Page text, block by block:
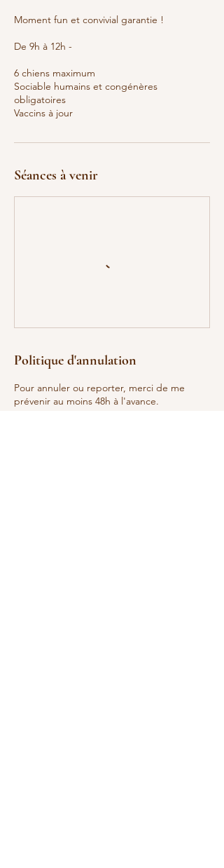
Moment fun et convivial garantie !
De 9h à 12h -
6 chiens maximum
Sociable humains et congénères
obligatoires
Séances à venir
Politique d'annulation
Pour annuler ou reporter, merci de me
prévenir au moins 48h à l'avance.